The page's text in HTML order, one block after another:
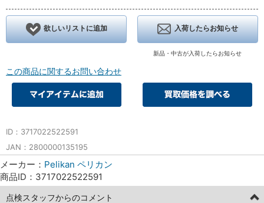
欲しいリストに追加 入荷したらお知らせ
新品・中古が入荷したらお知らせ
この商品に関するお問い合わせ
ID：3717022522591
JAN：2800000135195
メーカー： Pelikan ペリカン
商品ID：3717022522591
点検スタッフからのコメント